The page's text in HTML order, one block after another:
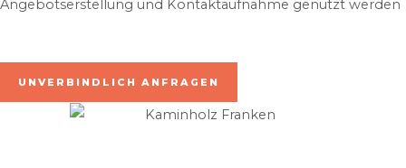
Angebotserstellung und Kontaktaufnahme genutzt werden
UNVERBINDLICH ANFRAGEN